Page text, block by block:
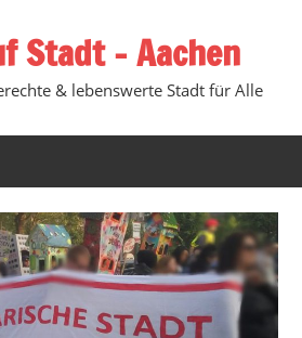
Stadt – Aachen
& lebenswerte Stadt für Alle